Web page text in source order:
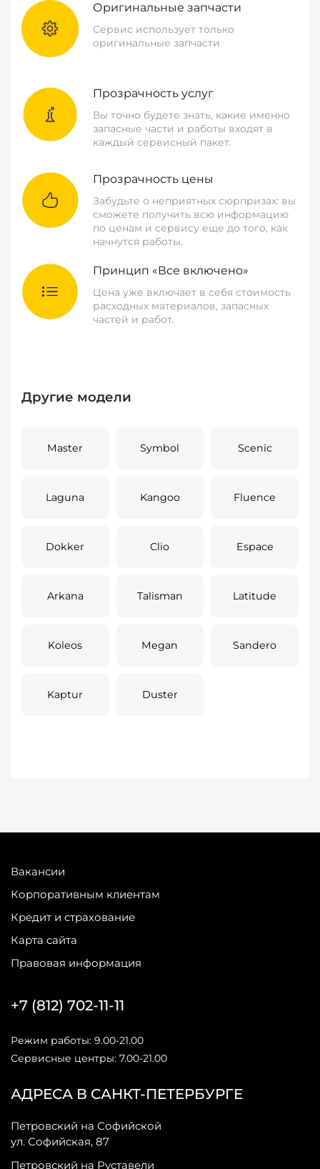
Оригинальные запчасти
Сервис использует только
оригинальные запчасти
Прозрачность услуг
Вы точно будете знать, какие именно
запасные части и работы входят в
каждый сервисный пакет.
Прозрачность цены
Забудьте о неприятных сюрпризах: вы
сможете получить всю информацию
по ценам и сервису еще до того, как
начнутся работы.
Принцип «Все включено»
Цена уже включает в себя стоимость
расходных материалов, запасных
частей и работ.
Другие модели
Master Symbol Scenic
Laguna Kangoo Fluence
Dokker Clio Espace
Arkana Talisman Latitude
Koleos Megan Sandero
Kaptur Duster
Вакансии
Корпоративным клиентам
Кредит и страхование
Карта сайта
Правовая информация
АДРЕСА В САНКТ-ПЕТЕРБУРГЕ
Петровский на Софийской
ул. Софийская, 87
Петровский на Руставели
+7 (812) 702-11-11
Режим работы: 9.00-21.00
Сервисные центры: 7.00-21.00